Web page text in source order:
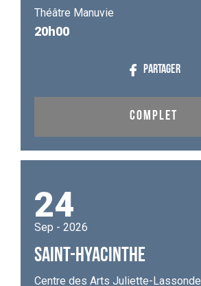
Théâtre Manuvie
20h00
PARTAGER
COMPLET
24
Sep - 2026
SAINT-HYACINTHE
Centre des Arts Juliette-Lassonde